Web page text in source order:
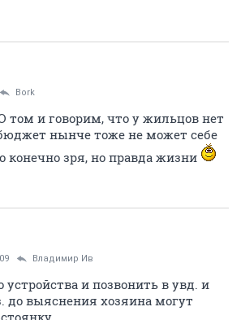
Bork
том и говорим, что у жильцов нет
нынче тоже не может себе
конечно зря, но правда жизни
Владимир Ив
и позвонить в увд. и
до выяснения хозяина могут